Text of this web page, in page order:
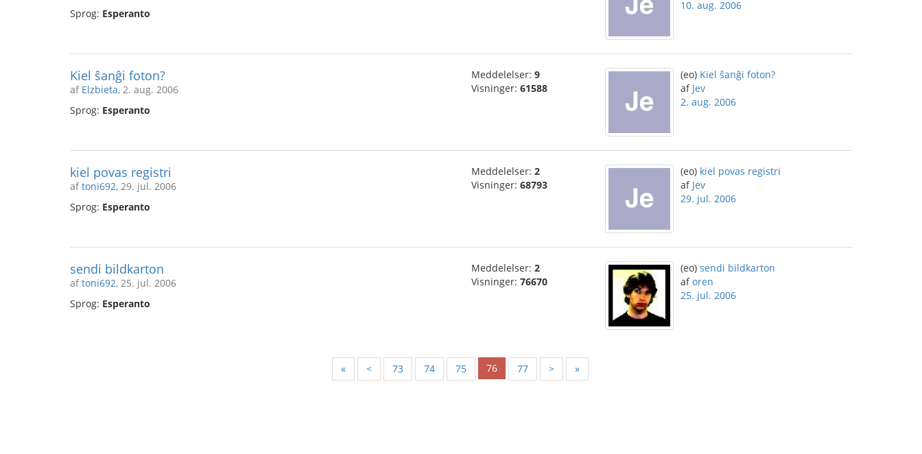
Sprog: Esperanto
10. aug. 2006
Kiel ŝanĝi foton?
af Elzbieta, 2. aug. 2006
Sprog: Esperanto
Meddelelser: 9
Visninger: 61588
(eo) Kiel ŝanĝi foton?
af Jev
2. aug. 2006
kiel povas registri
aftoni692, 29. jul. 2006
Sprog: Esperanto
Meddelelser: 2
Visninger: 68793
(eo) kiel povas registri
af Jev
29. jul. 2006
sendi bildkarton
aftoni692, 25. jul. 2006
Sprog: Esperanto
Meddelelser: 2
Visninger: 76670
(eo) sendi bildkarton
aforen
25. jul. 2006
« < 73 74 75 76 77 > »